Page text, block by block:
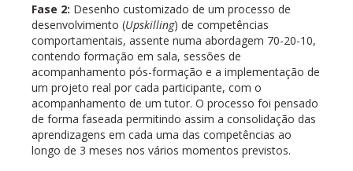
Fase 2: Desenho customizado de um processo de
desenvolvimento (Upskilling) de competências
comportamentais, assente numa abordagem 70-20-10,
contendo formação em sala, sessões de
acompanhamento pós-formação e a implementação de
um projeto real por cada participante, com o
acompanhamento de um tutor. O processo foi pensado
de forma faseada permitindo assim a consolidação das
aprendizagens em cada uma das competências ao
longo de 3 meses nos vários momentos previstos.